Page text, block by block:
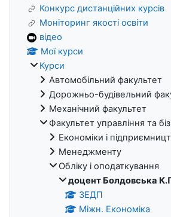
Конкурс дистанційних курсів
Моніторинг якості освіти
відео
Мої курси
Курси
Автомобільний факультет
Дорожньо-будівельний
Механічний факультет
Факультет управління та
Економіки i
Менеджменту
Обліку і оподаткування
доцент Болдовська
ЗЕДП
Міжн. Економіка